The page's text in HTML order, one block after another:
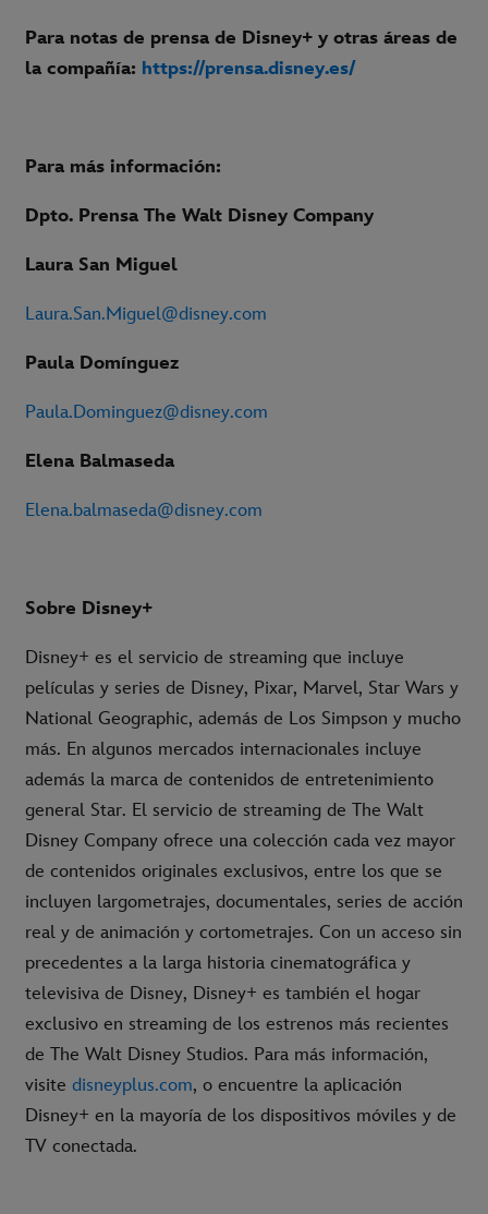
Para notas de prensa de Disney+ y otras áreas de
la compañía: https://prensa.disney.es/
Para más información:
Dpto. Prensa The Walt Disney Company
Laura San Miguel
Laura.San.Miguel@disney.com
Paula Domínguez
Paula.Dominguez@disney.com
Elena Balmaseda
Elena.balmaseda@disney.com
Sobre Disney+
Disney+ es el servicio de streaming que incluye
películas y series de Disney, Pixar, Marvel, Star Wars y
National Geographic, además de Los Simpson y mucho
más. En algunos mercados internacionales incluye
además la marca de contenidos de entretenimiento
general Star. El servicio de streaming de The Walt
Disney Company ofrece una colección cada vez mayor
de contenidos originales exclusivos, entre los que se
incluyen largometrajes, documentales, series de acción
real y de animación y cortometrajes. Con un acceso sin
precedentes a la larga historia cinematográfica y
televisiva de Disney, Disney+ es también el hogar
exclusivo en streaming de los estrenos más recientes
de The Walt Disney Studios. Para más información,
visite disneyplus.com, o encuentre la aplicación
Disney+ en la mayoría de los dispositivos móviles y de
TV conectada.